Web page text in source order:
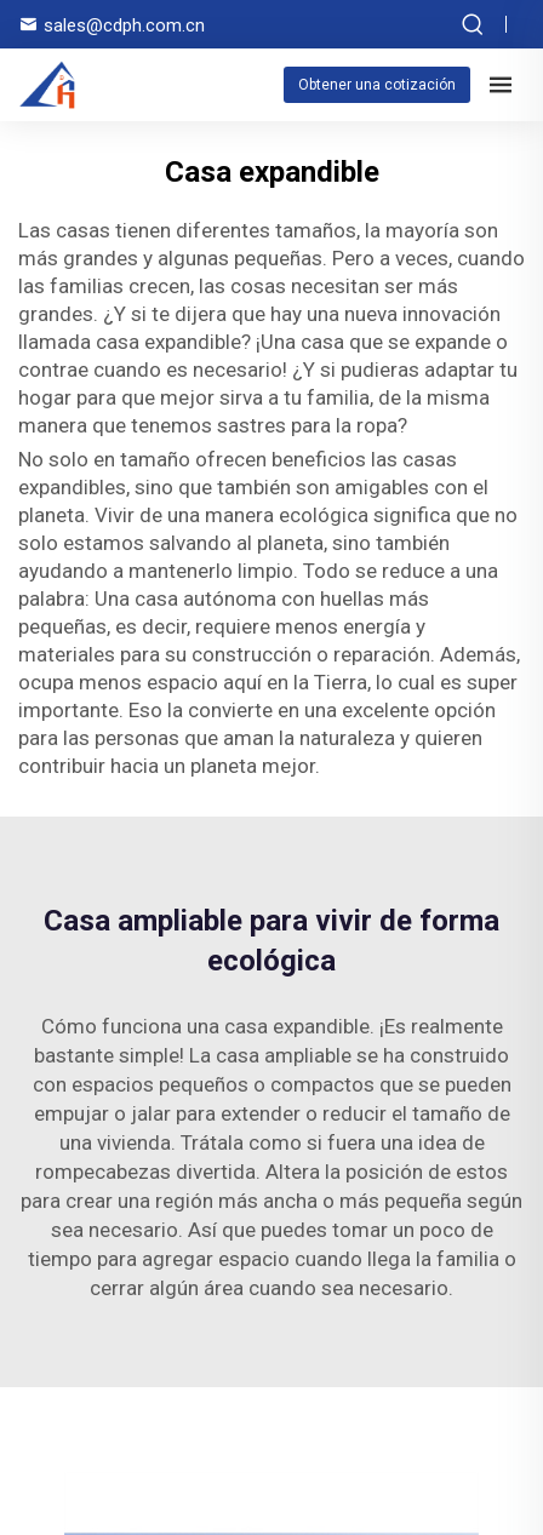
sales@cdph.com.cn
Obtener una cotización
Casa expandible
Las casas tienen diferentes tamaños, la mayoría son
más grandes y algunas pequeñas. Pero a veces, cuando
las familias crecen, las cosas necesitan ser más
grandes. ¿Y si te dijera que hay una nueva innovación
llamada casa expandible? ¡Una casa que se expande o
contrae cuando es necesario! ¿Y si pudieras adaptar tu
hogar para que mejor sirva a tu familia, de la misma
manera que tenemos sastres para la ropa?
No solo en tamaño ofrecen beneficios las casas
expandibles, sino que también son amigables con el
planeta. Vivir de una manera ecológica significa que no
solo estamos salvando al planeta, sino también
ayudando a mantenerlo limpio. Todo se reduce a una
palabra: Una casa autónoma con huellas más
pequeñas, es decir, requiere menos energía y
materiales para su construcción o reparación. Además,
ocupa menos espacio aquí en la Tierra, lo cual es super
importante. Eso la convierte en una excelente opción
para las personas que aman la naturaleza y quieren
contribuir hacia un planeta mejor.
Casa ampliable para vivir de forma
ecológica
Cómo funciona una casa expandible. ¡Es realmente
bastante simple! La casa ampliable se ha construido
con espacios pequeños o compactos que se pueden
empujar o jalar para extender o reducir el tamaño de
una vivienda. Trátala como si fuera una idea de
rompecabezas divertida. Altera la posición de estos
para crear una región más ancha o más pequeña según
sea necesario. Así que puedes tomar un poco de
tiempo para agregar espacio cuando llega la familia o
cerrar algún área cuando sea necesario.